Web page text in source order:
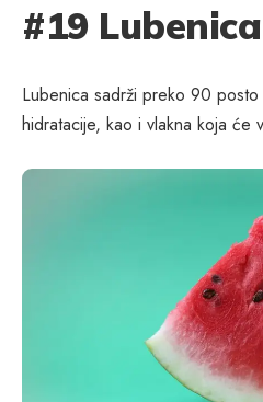
#19 Lubenica
Lubenica sadrži preko 90
hidratacije, kao i vlakna koja će